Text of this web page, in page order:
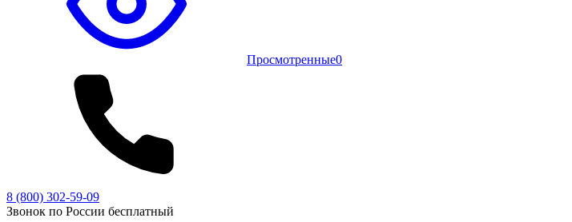
Просмотренные0
8 (800) 302-59-09
Звонок по России бесплатный